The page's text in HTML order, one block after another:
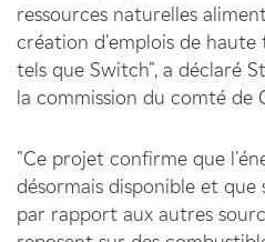
ressources naturelles
création d'emplois de
tels que Switch", a déclaré
la commission du comté de
"Ce projet confirme que
désormais disponible et
par rapport aux autres